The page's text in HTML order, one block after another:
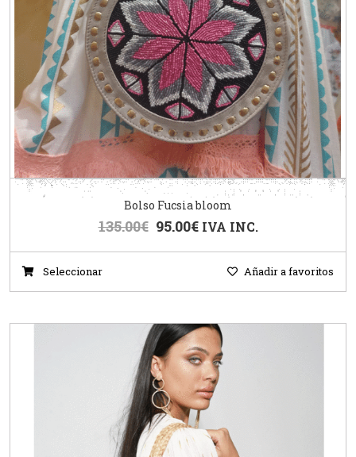
Bolso Fucsia bloom
135.00€ 95.00€ IVA INC.
Seleccionar Añadir a favoritos